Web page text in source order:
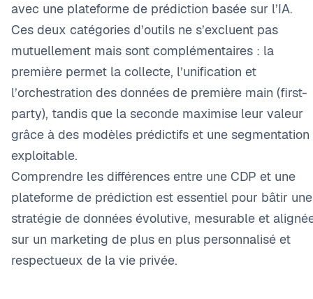
avec une plateforme de prédiction basée sur l’IA.
Ces deux catégories d’outils ne s’excluent pas
mutuellement mais sont complémentaires : la
première permet la collecte, l’unification et
l’orchestration des données de première main (first-
party), tandis que la seconde maximise leur valeur
grâce à des modèles prédictifs et une segmentation
exploitable.
Comprendre les différences entre une CDP et une
plateforme de prédiction est essentiel pour bâtir une
stratégie de données évolutive, mesurable et
sur un marketing de plus en plus personnalisé et
respectueux de la vie privée.